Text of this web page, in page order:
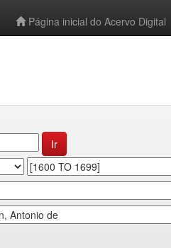
Página inicial do Acervo Digital